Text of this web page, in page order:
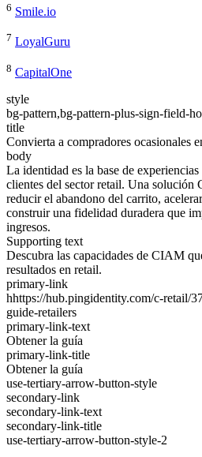
6 Smile.io
7 LoyalGuru
8 CapitalOne
style
bg-pattern,bg-pattern-plus-sign-field-
title
Convierta a compradores ocasionales
body
La identidad es la base de
clientes del sector retail. Una solución
reducir el abandono del carrito,
construir una fidelidad duradera que
ingresos.
Supporting text
Descubra las capacidades de CIAM
resultados en retail.
primary-link
hhttps://hub.pingidentity.com/c-retail/
guide-retailers
primary-link-text
Obtener la guía
primary-link-title
Obtener la guía
use-tertiary-arrow-button-style
secondary-link
secondary-link-text
secondary-link-title
use-tertiary-arrow-button-style-2